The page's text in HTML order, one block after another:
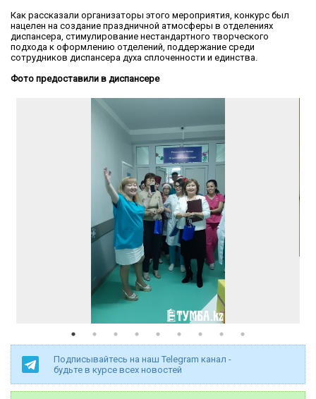
Как рассказали организаторы этого мероприятия, конкурс был
нацелен на создание праздничной атмосферы в отделениях
диспансера, стимулирование нестандартного творческого
подхода к оформлению отделений, поддержание среди
сотрудников диспансера духа сплоченности и единства.
Фото предоставили в диспансере
Подписывайтесь на наш Telegram канал -
будьте в курсе всех новостей